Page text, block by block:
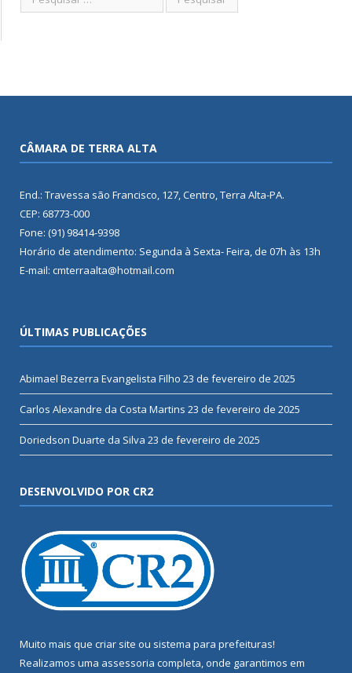
CÂMARA DE TERRA ALTA
End.: Travessa são Francisco, 127, Centro, Terra Alta-PA.
CEP: 68773-000
Fone: (91) 98414-9398
Horário de atendimento: Segunda à Sexta- Feira, de 07h às 13h
E-mail: cmterraalta@hotmail.com
ÚLTIMAS PUBLICAÇÕES
Abimael Bezerra Evangelista Filho 23 de fevereiro de 2025
Carlos Alexandre da Costa Martins 23 de fevereiro de 2025
Doriedson Duarte da Silva 23 de fevereiro de 2025
DESENVOLVIDO POR CR2
Muito mais que criar site ou sistema para prefeituras!
Realizamos uma assessoria completa, onde garantimos em